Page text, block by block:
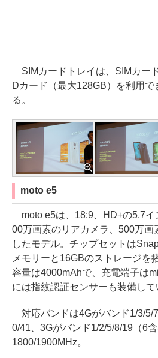
SIMカードトレイは、SIMカー
Dカード（最大128GB）を利用で
る。
moto e5
moto e5は、18:9、HD+の5.7イ
00万画素のリアカメラ、500万画
したモデル。チップセットは
メモリーと16GBのストレージを
容量は4000mAhで、充電端子は
には指紋認証センサーも装備して
対応バンドは4Gがバンド1/3/5/
0/41、3Gがバンド1/2/5/8/19（6
1800/1900MHz。